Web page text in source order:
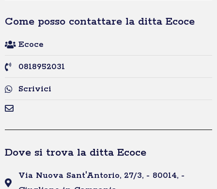
Come posso contattare la ditta Ecoce
Ecoce
0818952031
Scrivici
Dove si trova la ditta Ecoce
Via Nuova Sant'Antorio, 27/3, - 80014, -